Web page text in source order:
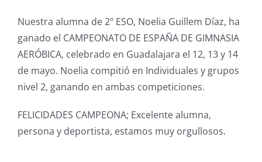
Nuestra alumna de 2º ESO, Noelia Guillem Díaz, ha
ganado el CAMPEONATO DE ESPAÑA DE GIMNASIA
AERÓBICA, celebrado en Guadalajara el 12, 13 y 14
de mayo. Noelia compitió en Individuales y grupos
nivel 2, ganando en ambas competiciones.
FELICIDADES CAMPEONA; Excelente alumna,
persona y deportista, estamos muy orgullosos.